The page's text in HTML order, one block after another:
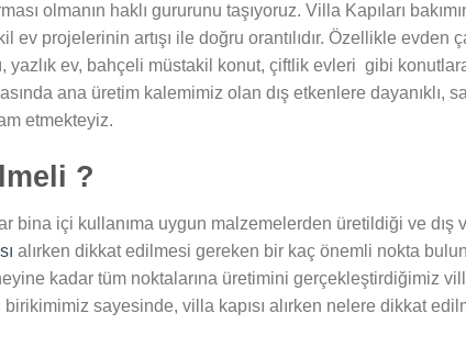
olmanın haklı gururunu taşıyoruz. Villa Kapıları
projelerinin artışı ile doğru orantılıdır. Özellikle evden
yazlık ev, bahçeli müstakil konut, çiftlik evleri gibi
ana üretim kalemimiz olan dış etkenlere dayanıklı,
etmekteyiz.
?
bina içi kullanıma uygun malzemelerden üretildiği ve dış
alırken dikkat edilmesi gereken bir kaç önemli nokta
kadar tüm noktalarına üretimini gerçekleştirdiğimiz
sayesinde, villa kapısı alırken nelere dikkat